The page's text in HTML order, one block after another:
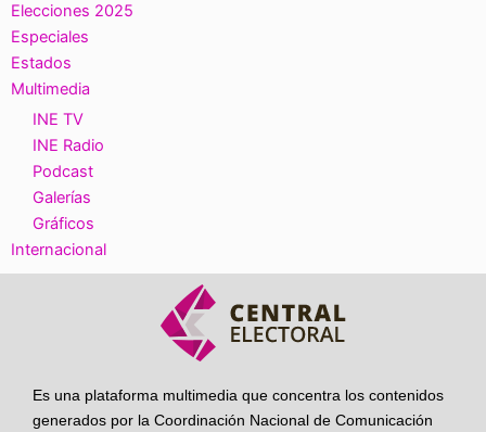
Elecciones 2025
Especiales
Estados
Multimedia
INE TV
INE Radio
Podcast
Galerías
Gráficos
Internacional
Es una plataforma multimedia que concentra los contenidos
generados por la Coordinación Nacional de Comunicación